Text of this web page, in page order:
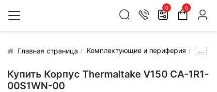
0 0
Главная страница Комплектующие и периферия .....
Купить Корпус Thermaltake V150 CA-1R1-
00S1WN-00